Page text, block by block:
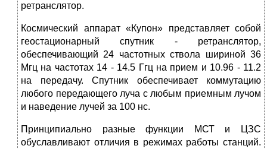
ретранслятор.
Космический аппарат «Купон» представляет собой
геостационарный спутник - ретранслятор,
обеспечивающий 24 частотных ствола шириной 36
Мгц на частотах 14 - 14.5 Ггц на прием и 10.96 - 11.2
на передачу. Спутник обеспечивает коммутацию
любого передающего луча с любым приемным лучом
и наведение лучей за 100 нс.
Принципиально разные функции МСТ и ЦЗС
обуславливают отличия в режимах работы станций.